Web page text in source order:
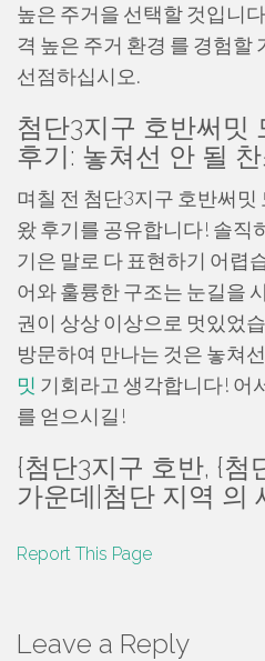
높은 주거을 선택할 것입니
격 높은 주거 환경 를 경험할
선점하십시오.
첨단3지구 호반써밋
후기: 놓쳐선 안 될 찬
며칠 전 첨단3지구 호반써
왔 후기를 공유합니다! 솔직
기은 말로 다 표현하기 어렵
어와 훌륭한 구조는 눈길을
권이 상상 이상으로 멋있었
방문하여 만나는 것은 놓쳐
밋 기회라고 생각합니다! 어
를 얻으시길!
{첨단3지구 호반, {첨
가운데|첨단 지역 의
Report This Page
Leave a Reply